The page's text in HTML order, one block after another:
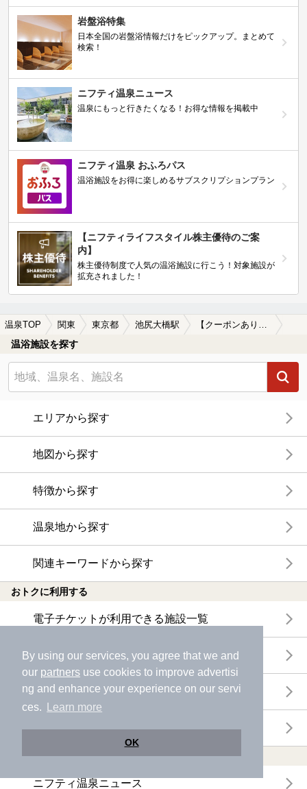
By using our services, you agree that we and
our partners use cookies to improve advertisi
ng and enhance your experience on our servi
ces.
Learn more
OK
岩盤浴特集
日本全国の岩盤浴情報だけをピックアップ。まとめて
検索！
ニフティ温泉ニュース
温泉にもっと行きたくなる！お得な情報を掲載中
ニフティ温泉 おふろパス
温浴施設をお得に楽しめるサブスクリプションプラン
【ニフティライフスタイル株主優待のご案
内】
株主優待制度で人気の温浴施設に行こう！対象施設が
拡充されました！
温泉TOP 関東 東京都 池尻大橋駅 【クーポンあり】マッサージ、エステがある池尻大橋駅近くの温泉、日帰り温泉、スーパー銭湯おすすめ
温浴施設を探す
エリアから探す
地図から探す
特徴から探す
温泉地から探す
関連キーワードから探す
おトクに利用する
電子チケットが利用できる施設一覧
クーポンが利用できる施設一覧
おすすめ電子チケット・クーポン一覧
今月の新着電子チケット・クーポン一覧
特集・ニュース
ニフティ温泉ニュース